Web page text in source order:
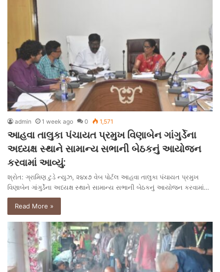
admin 1 week ago 0 1,571
આહવા તાલુકા પંચાયત પ્રમુખ વિણાબેન ગાંગુર્ડેના
અધ્યક્ષ સ્થાને સામાન્ય સભાની બેઠકનું આયોજન
કરવામાં આવ્યું:
શ્રોત: ગ્રામિણ ટુડે ન્યુઝ, ૨૪x૭ વેબ પોર્ટલ આહવા તાલુકા પંચાયત પ્રમુખ
વિણાબેન ગાંગુર્ડેના અધ્યક્ષ સ્થાને સામાન્ય સભાની બેઠકનું આયોજન કરવામાં…
Read More »